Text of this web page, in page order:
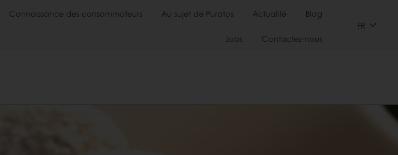
Connaissance des consommateurs Au sujet de Puratos Actualité Blog
Jobs Contactez-nous
FR